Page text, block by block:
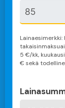
Lainaesimerkki:
5 €/kk,
€ sekä